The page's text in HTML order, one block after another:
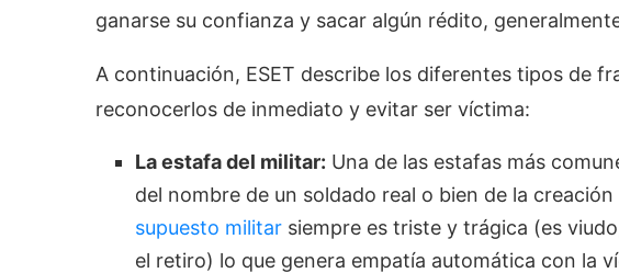
ganarse su confianza y sacar algún rédito,
A continuación, ESET describe los diferentes tipos de
reconocerlos de inmediato y evitar ser víctima:
La estafa del militar: Una de las estafas más
del nombre de un soldado real o bien de la
supuesto militar siempre es triste y trágica (es
el retiro) lo que genera empatía automática con la